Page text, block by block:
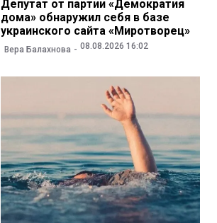
Депутат от партии «Демократия
дома» обнаружил себя в базе
украинского сайта «Миротворец»
Вера Балахнова 08.08.2026 16:02